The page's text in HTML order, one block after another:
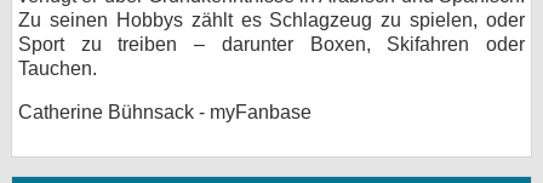
Zu seinen Hobbys zählt es Schlagzeug zu spielen, oder
Sport zu treiben – darunter Boxen, Skifahren oder
Tauchen.
Catherine Bühnsack - myFanbase